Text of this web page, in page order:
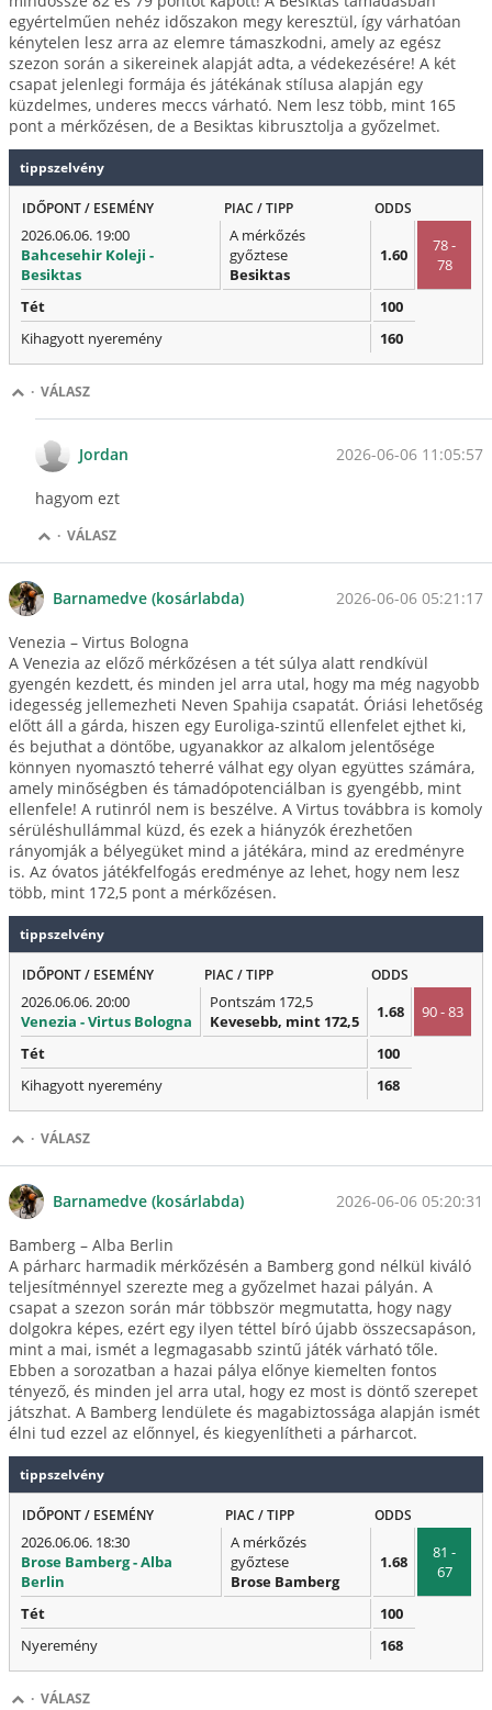
egyértelműen nehéz időszakon megy keresztül, így várhatóan
kénytelen lesz arra az elemre támaszkodni, amely az egész
szezon során a sikereinek alapját adta, a védekezésére! A két
csapat jelenlegi formája és játékának stílusa alapján egy
küzdelmes, underes meccs várható. Nem lesz több, mint 165
pont a mérkőzésen, de a Besiktas kibrusztolja a győzelmet.
tippszelvény
IDŐPONT / ESEMÉNY PIAC / TIPP ODDS
2026.06.06. 19:00
Bahcesehir Koleji -
Besiktas
A mérkőzés
győztese
Besiktas
1.60
78 -
78
Tét
100
Kihagyott nyeremény
160
· VÁLASZ
Jordan 2026-06-06 11:05:57
hagyom ezt
· VÁLASZ
Barnamedve (kosárlabda) 2026-06-06 05:21:17
Venezia – Virtus Bologna
A Venezia az előző mérkőzésen a tét súlya alatt rendkívül
gyengén kezdett, és minden jel arra utal, hogy ma még nagyobb
idegesség jellemezheti Neven Spahija csapatát. Óriási lehetőség
előtt áll a gárda, hiszen egy Euroliga-szintű ellenfelet ejthet ki,
és bejuthat a döntőbe, ugyanakkor az alkalom jelentősége
könnyen nyomasztó teherré válhat egy olyan együttes számára,
amely minőségben és támadópotenciálban is gyengébb, mint
ellenfele! A rutinról nem is beszélve. A Virtus továbbra is komoly
sérüléshullámmal küzd, és ezek a hiányzók érezhetően
rányomják a bélyegüket mind a játékára, mind az eredményre
is. Az óvatos játékfelfogás eredménye az lehet, hogy nem lesz
több, mint 172,5 pont a mérkőzésen.
tippszelvény
IDŐPONT / ESEMÉNY PIAC / TIPP ODDS
2026.06.06. 20:00
Venezia - Virtus Bologna
Pontszám 172,5
Kevesebb, mint 172,5
1.68 90 - 83
Tét
100
Kihagyott nyeremény
168
· VÁLASZ
Barnamedve (kosárlabda) 2026-06-06 05:20:31
Bamberg – Alba Berlin
A párharc harmadik mérkőzésén a Bamberg gond nélkül kiváló
teljesítménnyel szerezte meg a győzelmet hazai pályán. A
csapat a szezon során már többször megmutatta, hogy nagy
dolgokra képes, ezért egy ilyen téttel bíró újabb összecsapáson,
mint a mai, ismét a legmagasabb szintű játék várható tőle.
Ebben a sorozatban a hazai pálya előnye kiemelten fontos
tényező, és minden jel arra utal, hogy ez most is döntő szerepet
játszhat. A Bamberg lendülete és magabiztossága alapján ismét
élni tud ezzel az előnnyel, és kiegyenlítheti a párharcot.
tippszelvény
IDŐPONT / ESEMÉNY PIAC / TIPP ODDS
2026.06.06. 18:30
Brose Bamberg - Alba
Berlin
A mérkőzés
győztese
Brose Bamberg
1.68
81 -
67
Tét
100
Nyeremény
168
· VÁLASZ